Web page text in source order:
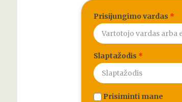
Prisijungimo vardas *
Slaptažodis *
Prisiminti mane